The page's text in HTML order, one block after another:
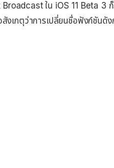
Broadcast ใน iOS 11 Beta 3
เกตุว่าการเปลี่ยนชื่อฟังก์ชันดัง